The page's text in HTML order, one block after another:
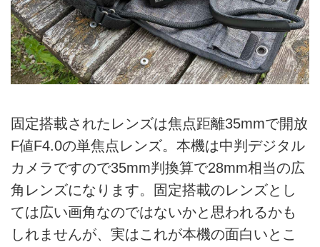
固定搭載されたレンズは焦点距離35mmで開放
F値F4.0の単焦点レンズ。本機は中判デジタル
カメラですので35mm判換算で28mm相当の広
角レンズになります。固定搭載のレンズとし
ては広い画角なのではないかと思われるかも
しれませんが、実はこれが本機の面白いとこ